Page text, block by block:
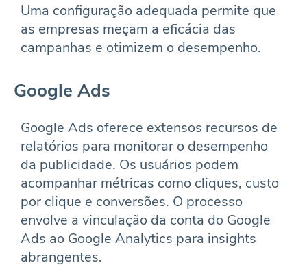
Uma configuração adequada permite que
as empresas meçam a eficácia das
campanhas e otimizem o desempenho.
Google Ads
Google Ads oferece extensos recursos de
relatórios para monitorar o desempenho
da publicidade. Os usuários podem
acompanhar métricas como cliques, custo
por clique e conversões. O processo
envolve a vinculação da conta do Google
Ads ao Google Analytics para insights
abrangentes.